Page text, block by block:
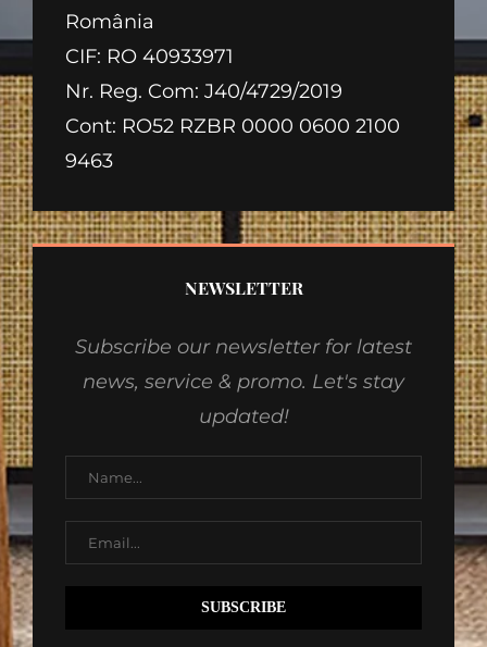
România
CIF: RO 40933971
Nr. Reg. Com: J40/4729/2019
Cont: RO52 RZBR 0000 0600 2100
9463
NEWSLETTER
Subscribe our newsletter for latest
news, service & promo. Let's stay
updated!